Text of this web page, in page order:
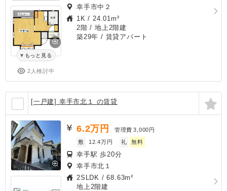
もっと見る
2人検討中
幸手市中２
1K / 24.01m²
2階 / 地上2階建
築29年 / 賃貸アパート
[一戸建] 幸手市北１ の賃貸
6.2万円 管理費 3,000円
敷
12.4万円 礼 無料
幸手駅 歩20分
幸手市北１
2SLDK /68.63m²
地上2階建